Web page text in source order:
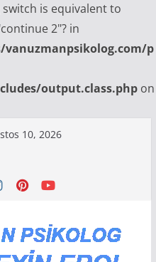
is equivalent to
2"? in
vanuzmanpsikolog.com/p
output.class.php on
10, 2026